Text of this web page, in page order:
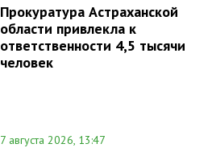
Прокуратура Астраханской
области привлекла к
ответственности 4,5 тысячи
человек
7 августа 2026, 13:47